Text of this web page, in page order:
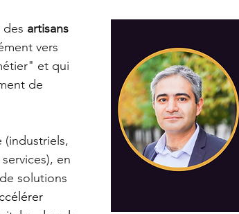
des artisans
vers
et qui
de
(industriels,
en
solutions